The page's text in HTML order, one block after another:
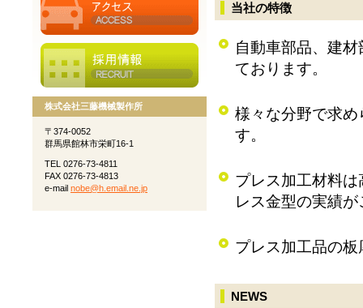
当社の特徴
自動車部品、建
ております。
様々な分野で求
す。
プレス加工材料
レス金型の実績
プレス加工品の
NEWS
株式会社三藤機械製作所
〒374-0052
群馬県館林市栄町16-1
TEL 0276-73-4811
FAX 0276-73-4813
e-mail nobe@h.email.ne.jp